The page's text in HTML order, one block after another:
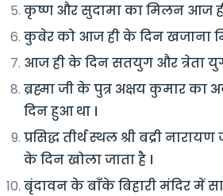
कृष्ण और सुदामा का मिलन आज
कुबेर को आज ही के दिन खजाना
आज ही के दिन सतयुग और त्रेता युग
ब्रह्मा जी के पुत्र अक्षय कुमार
दिन हुआ था ।
प्रसिद्ध तीर्थ स्थल श्री बद्री
के दिन खोला जाता है ।
बृंदावन के बाँके बिहारी मंदिर में